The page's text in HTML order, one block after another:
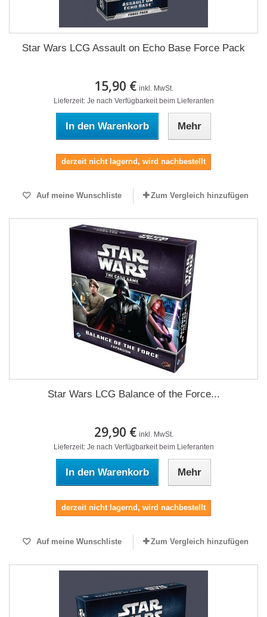
Star Wars LCG Assault on Echo Base Force Pack
15,90 € inkl. MwSt.
Lieferzeit: Je nach Verfügbarkeit beim Lieferanten
In den Warenkorb Mehr
derzeit nicht lagernd, wird nachbestellt
Auf meine Wunschliste Zum Vergleich hinzufügen
Star Wars LCG Balance of the Force...
29,90 € inkl. MwSt.
Lieferzeit: Je nach Verfügbarkeit beim Lieferanten
In den Warenkorb Mehr
derzeit nicht lagernd, wird nachbestellt
Auf meine Wunschliste Zum Vergleich hinzufügen